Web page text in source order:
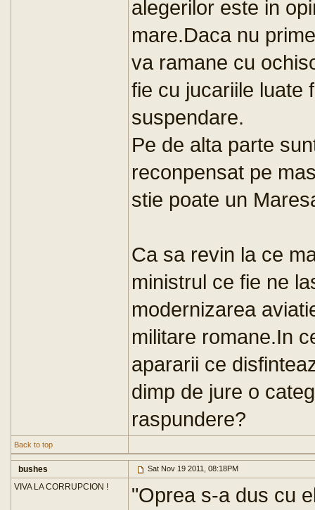
alegerilor este in
mare.Daca nu
va ramane cu
fie cu jucariile luate
suspendare.
Pe de alta parte
reconpensat pe
stie poate un
Ca sa revin la ce
ministrul ce fie ne
modernizarea
militare romane.In
apararii ce
dimp de jure o
raspundere?
Back to top
bushes Sat Nov 19 2011, 08:18PM
VIVA LA CORRUPCION !
"Oprea s-a dus cu